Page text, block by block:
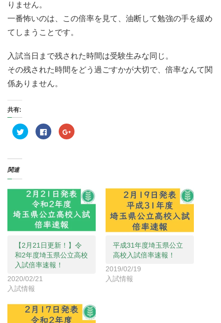
りません。
一番怖いのは、この倍率を見て、油断して勉強の手を緩め
てしまうことです。
入試当日まで残された時間は受験生みな同じ。
その残された時間をどう過ごすかが大切で、倍率なんて関
係ありません。
共有:
ク
リ
t
e
共
有
新
い
ウ
ィ
ン
ド
で
開
き
)
F
a
有
す
る
に
は
ク
リ
ッ
し
て
く
だ
さ
ィ
ン
ド
ク
リ
l
e
+
共
有
新
ウ
ィ
ン
)
関連
【2月21日更新！】令
和2年度埼玉県公立高校
入試倍率速報！
2020/02/21
入試情報
平成31年度埼玉県公立
高校入試倍率速報！
2019/02/19
入試情報